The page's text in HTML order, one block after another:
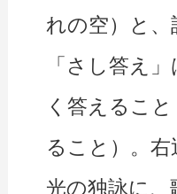
れの空）と、
「さし答え
く答えるこ
ること）。右
光の独詠に